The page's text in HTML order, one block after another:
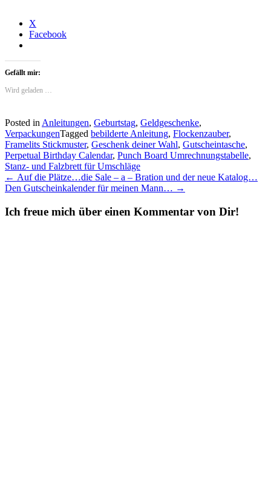
X
Facebook
Gefällt mir:
Wird geladen …
Posted in Anleitungen, Geburtstag, Geldgeschenke,
VerpackungenTagged bebilderte Anleitung, Flockenzauber,
Framelits Stickmuster, Geschenk deiner Wahl, Gutscheintasche,
Perpetual Birthday Calendar, Punch Board Umrechnungstabelle,
Stanz- und Falzbrett für Umschläge
Post
navigation
← Auf die Plätze…die Sale – a – Bration und der neue Katalog…
Den Gutscheinkalender für meinen Mann… →
Ich freue mich über einen Kommentar von Dir!